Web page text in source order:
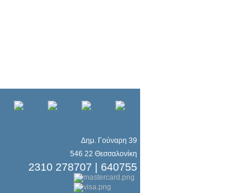
Δημ. Γούναρη 39
546 22 Θεσσαλονίκη
2310 278707 | 640755